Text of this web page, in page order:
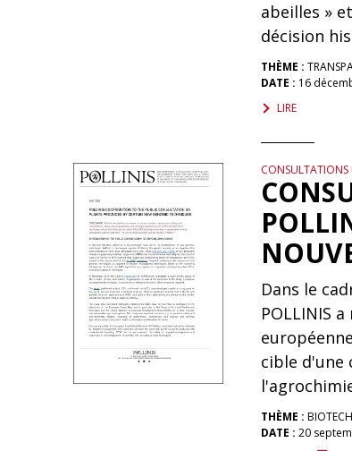
abeilles »
décision
THÈME :
DATE : 16
LIRE
CONSULTATIONS
Dans le
POLLINIS
cible d'une
THÈME :
DATE : 20